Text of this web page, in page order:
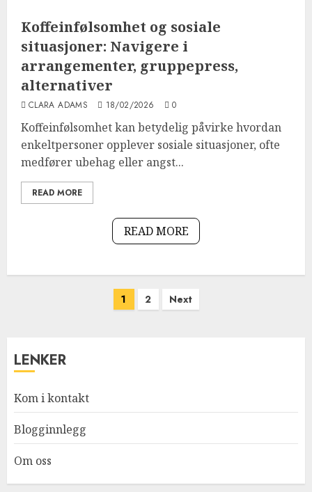
Koffeinfølsomhet og sosiale
situasjoner: Navigere i
arrangementer, gruppepress,
alternativer
CLARA ADAMS 18/02/2026 0
Koffeinfølsomhet kan betydelig påvirke hvordan
enkeltpersoner opplever sosiale situasjoner, ofte
medfører ubehag eller angst...
READ MORE
READ MORE
1 2 Next
LENKER
Kom i kontakt
Blogginnlegg
Om oss